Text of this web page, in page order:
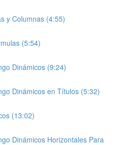
y Columnas (4:55)
(5:54)
Dinámicos (9:24)
Dinámicos en Títulos (5:32)
(13:02)
Dinámicos Horizontales Para